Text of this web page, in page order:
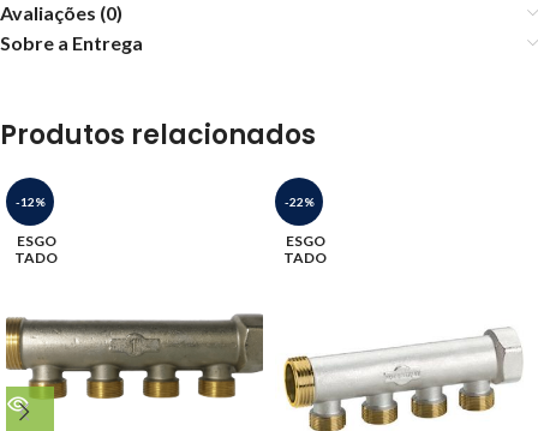
Avaliações (0)
Sobre a Entrega
Produtos relacionados
-12%
ESGO
TADO
-22%
ESGO
TADO